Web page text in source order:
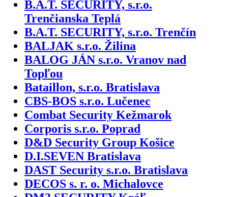
B.A.T. SECURITY, s.r.o.
Trenčianska Teplá
B.A.T. SECURITY, s.r.o. Trenčín
BALJAK s.r.o. Žilina
BALOG JÁN s.r.o. Vranov nad
Topľou
Bataillon, s.r.o. Bratislava
CBS-BOS s.r.o. Lučenec
Combat Security Kežmarok
Corporis s.r.o. Poprad
D&D Security Group Košice
D.I.SEVEN Bratislava
DAST Security s.r.o. Bratislava
DECOS s. r. o. Michalovce